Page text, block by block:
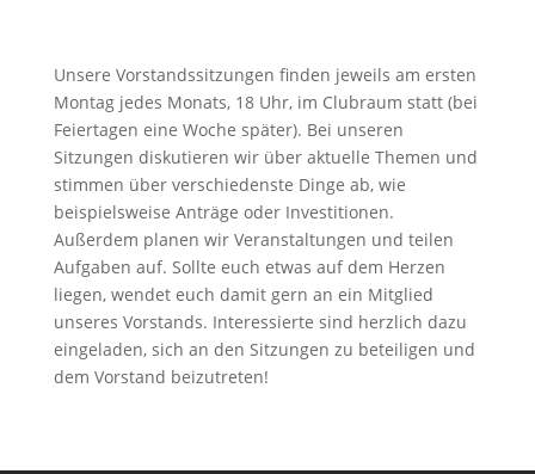
Unsere Vorstandssitzungen finden jeweils am ersten
Montag jedes Monats, 18 Uhr, im Clubraum statt (bei
Feiertagen eine Woche später). Bei unseren
Sitzungen diskutieren wir über aktuelle Themen und
stimmen über verschiedenste Dinge ab, wie
beispielsweise Anträge oder Investitionen.
Außerdem planen wir Veranstaltungen und teilen
Aufgaben auf. Sollte euch etwas auf dem Herzen
liegen, wendet euch damit gern an ein Mitglied
unseres Vorstands. Interessierte sind herzlich dazu
eingeladen, sich an den Sitzungen zu beteiligen und
dem Vorstand beizutreten!